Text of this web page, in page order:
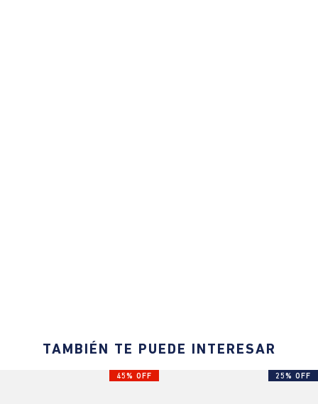
TAMBIÉN TE PUEDE INTERESAR
45% OFF 25% OFF